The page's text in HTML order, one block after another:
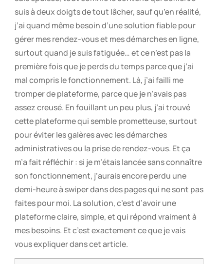
suis à deux doigts de tout lâcher, sauf qu’en réalité,
j’ai quand même besoin d’une solution fiable pour
gérer mes rendez-vous et mes démarches en ligne,
surtout quand je suis fatiguée… et ce n’est pas la
première fois que je perds du temps parce que j’ai
mal compris le fonctionnement. Là, j’ai failli me
tromper de plateforme, parce que je n’avais pas
assez creusé. En fouillant un peu plus, j’ai trouvé
cette plateforme qui semble prometteuse, surtout
pour éviter les galères avec les démarches
administratives ou la prise de rendez-vous. Et ça
m’a fait réfléchir : si je m’étais lancée sans connaître
son fonctionnement, j’aurais encore perdu une
demi-heure à swiper dans des pages qui ne sont pas
faites pour moi. La solution, c’est d’avoir une
plateforme claire, simple, et qui répond vraiment à
mes besoins. Et c’est exactement ce que je vais
vous expliquer dans cet article.